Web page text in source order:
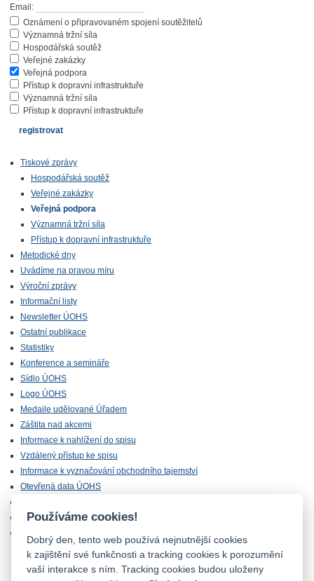
Email:
Oznámení o připravovaném spojení soutěžitelů
Významná tržní síla
Hospodářská soutěž
Veřejné zakázky
Veřejná podpora
Přístup k dopravní infrastruktuře
Významná tržní síla
Přístup k dopravní infrastruktuře
Tiskové zprávy
Hospodářská soutěž
Veřejné zakázky
Veřejná podpora
Významná tržní síla
Přístup k dopravní infrastruktuře
Metodické dny
Uvádíme na pravou míru
Výroční zprávy
Informační listy
Newsletter ÚOHS
Ostatní publikace
Statistiky
Konference a semináře
Sídlo ÚOHS
Logo ÚOHS
Medaile udělované Úřadem
Záštita nad akcemi
Informace k nahlížení do spisu
Vzdálený přístup ke spisu
Informace k vyznačování obchodního tajemství
Otevřená data ÚOHS
Chráněná zóna
Používáme cookies!
Dobrý den, tento web používá nejnutnější cookies
k zajištění své funkčnosti a tracking cookies k porozumění
vaší interakce s ním. Tracking cookies budou uloženy